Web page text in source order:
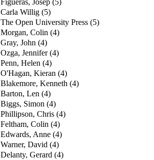
Figueras, Josep (5)
Carla Willig (5)
The Open University Press (5)
Morgan, Colin (4)
Gray, John (4)
Ozga, Jennifer (4)
Penn, Helen (4)
O'Hagan, Kieran (4)
Blakemore, Kenneth (4)
Barton, Len (4)
Biggs, Simon (4)
Phillipson, Chris (4)
Feltham, Colin (4)
Edwards, Anne (4)
Warner, David (4)
Delanty, Gerard (4)